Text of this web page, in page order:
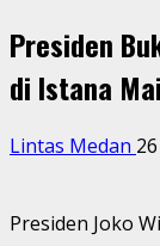
Presiden
di Istana
Lintas Medan
Presiden Joko